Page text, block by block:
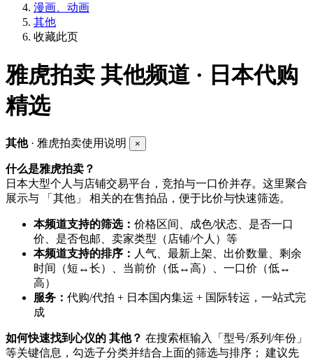
漫画、动画
其他
收藏此页
雅虎拍卖 其他频道 · 日本代购
精选
其他· 雅虎拍卖使用说明 ×
什么是雅虎拍卖？
日本大型个人与店铺交易平台，竞拍与一口价并存。这里聚合
展示与 「其他」 相关的在售拍品，便于比价与快速筛选。
本频道支持的筛选： 价格区间、成色/状态、是否一口
价、是否包邮、卖家类型（店铺/个人）等
本频道支持的排序： 人气、最新上架、出价数量、剩余
时间（短↔长）、当前价（低↔高）、一口价（低↔
高）
服务： 代购/代拍 + 日本国内集运 + 国际转运，一站式完
成
如何快速找到心仪的 其他？ 在搜索框输入「型号/系列/年份」
等关键信息，勾选子分类并结合上面的筛选与排序； 建议先